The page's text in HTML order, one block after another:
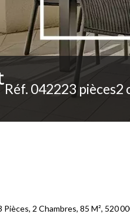
Réf. 042223 pièces2
2 Chambres, 85 M², 520